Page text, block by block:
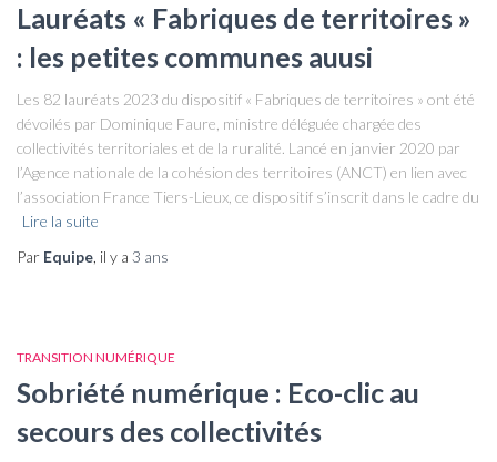
Lauréats « Fabriques de territoires »
: les petites communes auusi
Les 82 lauréats 2023 du dispositif « Fabriques de territoires » ont été
dévoilés par Dominique Faure, ministre déléguée chargée des
collectivités territoriales et de la ruralité. Lancé en janvier 2020 par
l’Agence nationale de la cohésion des territoires (ANCT) en lien avec
l’association France Tiers-Lieux, ce dispositif s’inscrit dans le cadre du
Lire la suite
Par Equipe , il y a 3 ans
TRANSITION NUMÉRIQUE
Sobriété numérique : Eco-clic au
secours des collectivités